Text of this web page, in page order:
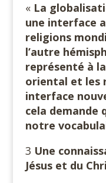
« La
une interface
religions
l’autre
représenté à
oriental et les
interface
cela demande
notre
3 Une
Jésus et du